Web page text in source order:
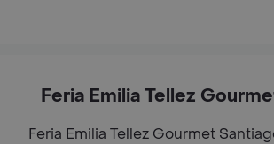
Feria Emilia Tellez
Feria Emilia Tellez Gourmet